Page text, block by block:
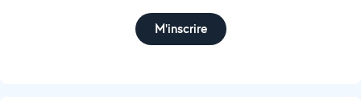
M'inscrire